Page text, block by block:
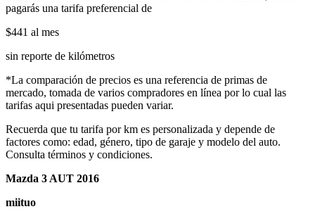
pagarás una tarifa preferencial de
$441 al mes
sin reporte de kilómetros
*La comparación de precios es una referencia de primas de
mercado, tomada de varios compradores en línea por lo cual las
tarifas aqui presentadas pueden variar.
Recuerda que tu tarifa por km es personalizada y depende de
factores como: edad, género, tipo de garaje y modelo del auto.
Consulta términos y condiciones.
Mazda 3 AUT 2016
miituo